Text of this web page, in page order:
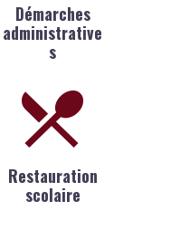
Démarches
administrative
s
Restauration
scolaire